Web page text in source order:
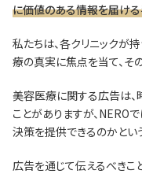
に価値のある情報を届け
私たちは、各クリニックが
療の真実に焦点を当て、そ
美容医療に関する広告は
ことがありますが、NERO
決策を提供できるのかとい
広告を通じて伝えるべきこ